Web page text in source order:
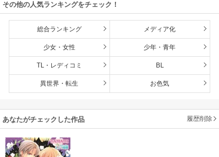
その他の人気ランキングをチェック！
総合ランキング メディア化
少女・女性 少年・青年
TL・レディコミ BL
異世界・転生 お色気
あなたがチェックした作品 履歴削除